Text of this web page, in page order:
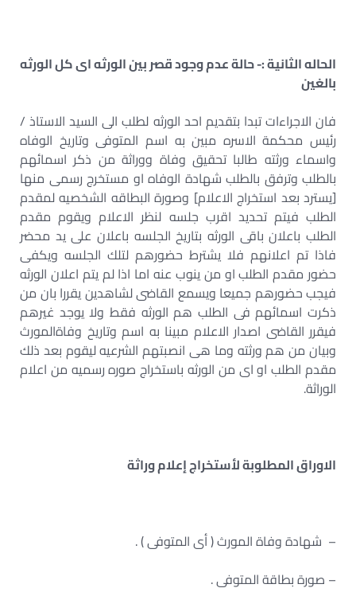
الحاله الثانية :- حالة عدم وجود قصر بين الورثه اى كل الورثه
بالغين
فان الاجراءات تبدا بتقديم احد الورثه لطلب الى السيد الاستاذ /
رئيس محكمة الاسره مبين به اسم المتوفى وتاريخ الوفاه
واسماء ورثته طالبا تحقيق وفاة ووراثة من ذكر اسمائهم
بالطلب وترفق بالطلب شهادة الوفاه او مستخرج رسمى منها
[يسترد بعد استخراج الاعلام] وصورة البطاقه الشخصيه لمقدم
الطلب فيتم تحديد اقرب جلسه لنظر الاعلام ويقوم مقدم
الطلب باعلان باقى الورثه بتاريخ الجلسه باعلان على يد محضر
فاذا تم اعلانهم فلا يشترط حضورهم لتلك الجلسه ويكفى
حضور مقدم الطلب او من ينوب عنه اما اذا لم يتم اعلان الورثه
فيجب حضورهم جميعا ويسمع القاضى لشاهدين يقررا بان من
ذكرت اسمائهم فى الطلب هم الورثه فقط ولا يوجد غيرهم
فيقرر القاضى اصدار الاعلام مبينا به اسم وتاريخ وفاةالمورث
وبيان من هم ورثته وما هى انصبتهم الشرعيه ليقوم بعد ذلك
مقدم الطلب او اى من الورثه باستخراج صوره رسميه من اعلام
الوراثة.
الاوراق المطلوبة لأستخراج إعلام وراثة
– شهادة وفاة المورث ( أى المتوفى ) .
– صورة بطاقة المتوفى .